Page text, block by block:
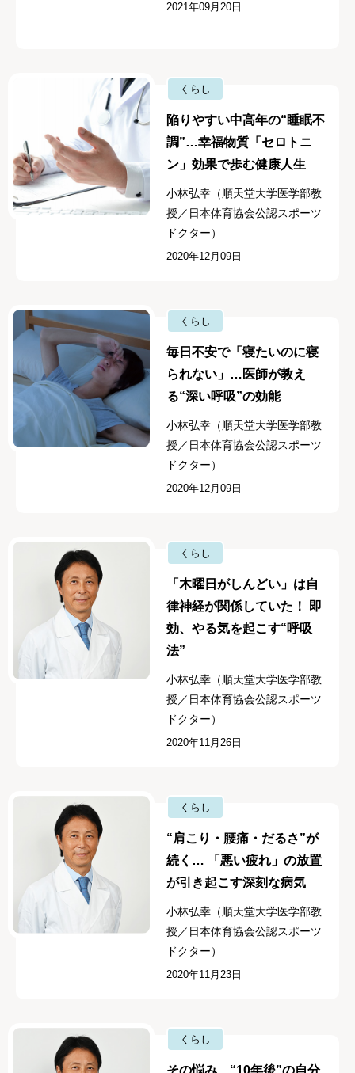
2021年09月20日
くらし
陥りやすい中高年の“睡眠不
調”…幸福物質「セロトニ
ン」効果で歩む健康人生
小林弘幸（順天堂大学医学部教
授／日本体育協会公認スポーツ
ドクター）
2020年12月09日
くらし
毎日不安で「寝たいのに寝
られない」…医師が教え
る“深い呼吸”の効能
小林弘幸（順天堂大学医学部教
授／日本体育協会公認スポーツ
ドクター）
2020年12月09日
くらし
「木曜日がしんどい」は自
律神経が関係していた！ 即
効、やる気を起こす“呼吸
法”
小林弘幸（順天堂大学医学部教
授／日本体育協会公認スポーツ
ドクター）
2020年11月26日
くらし
“肩こり・腰痛・だるさ”が
続く… 「悪い疲れ」の放置
が引き起こす深刻な病気
小林弘幸（順天堂大学医学部教
授／日本体育協会公認スポーツ
ドクター）
2020年11月23日
くらし